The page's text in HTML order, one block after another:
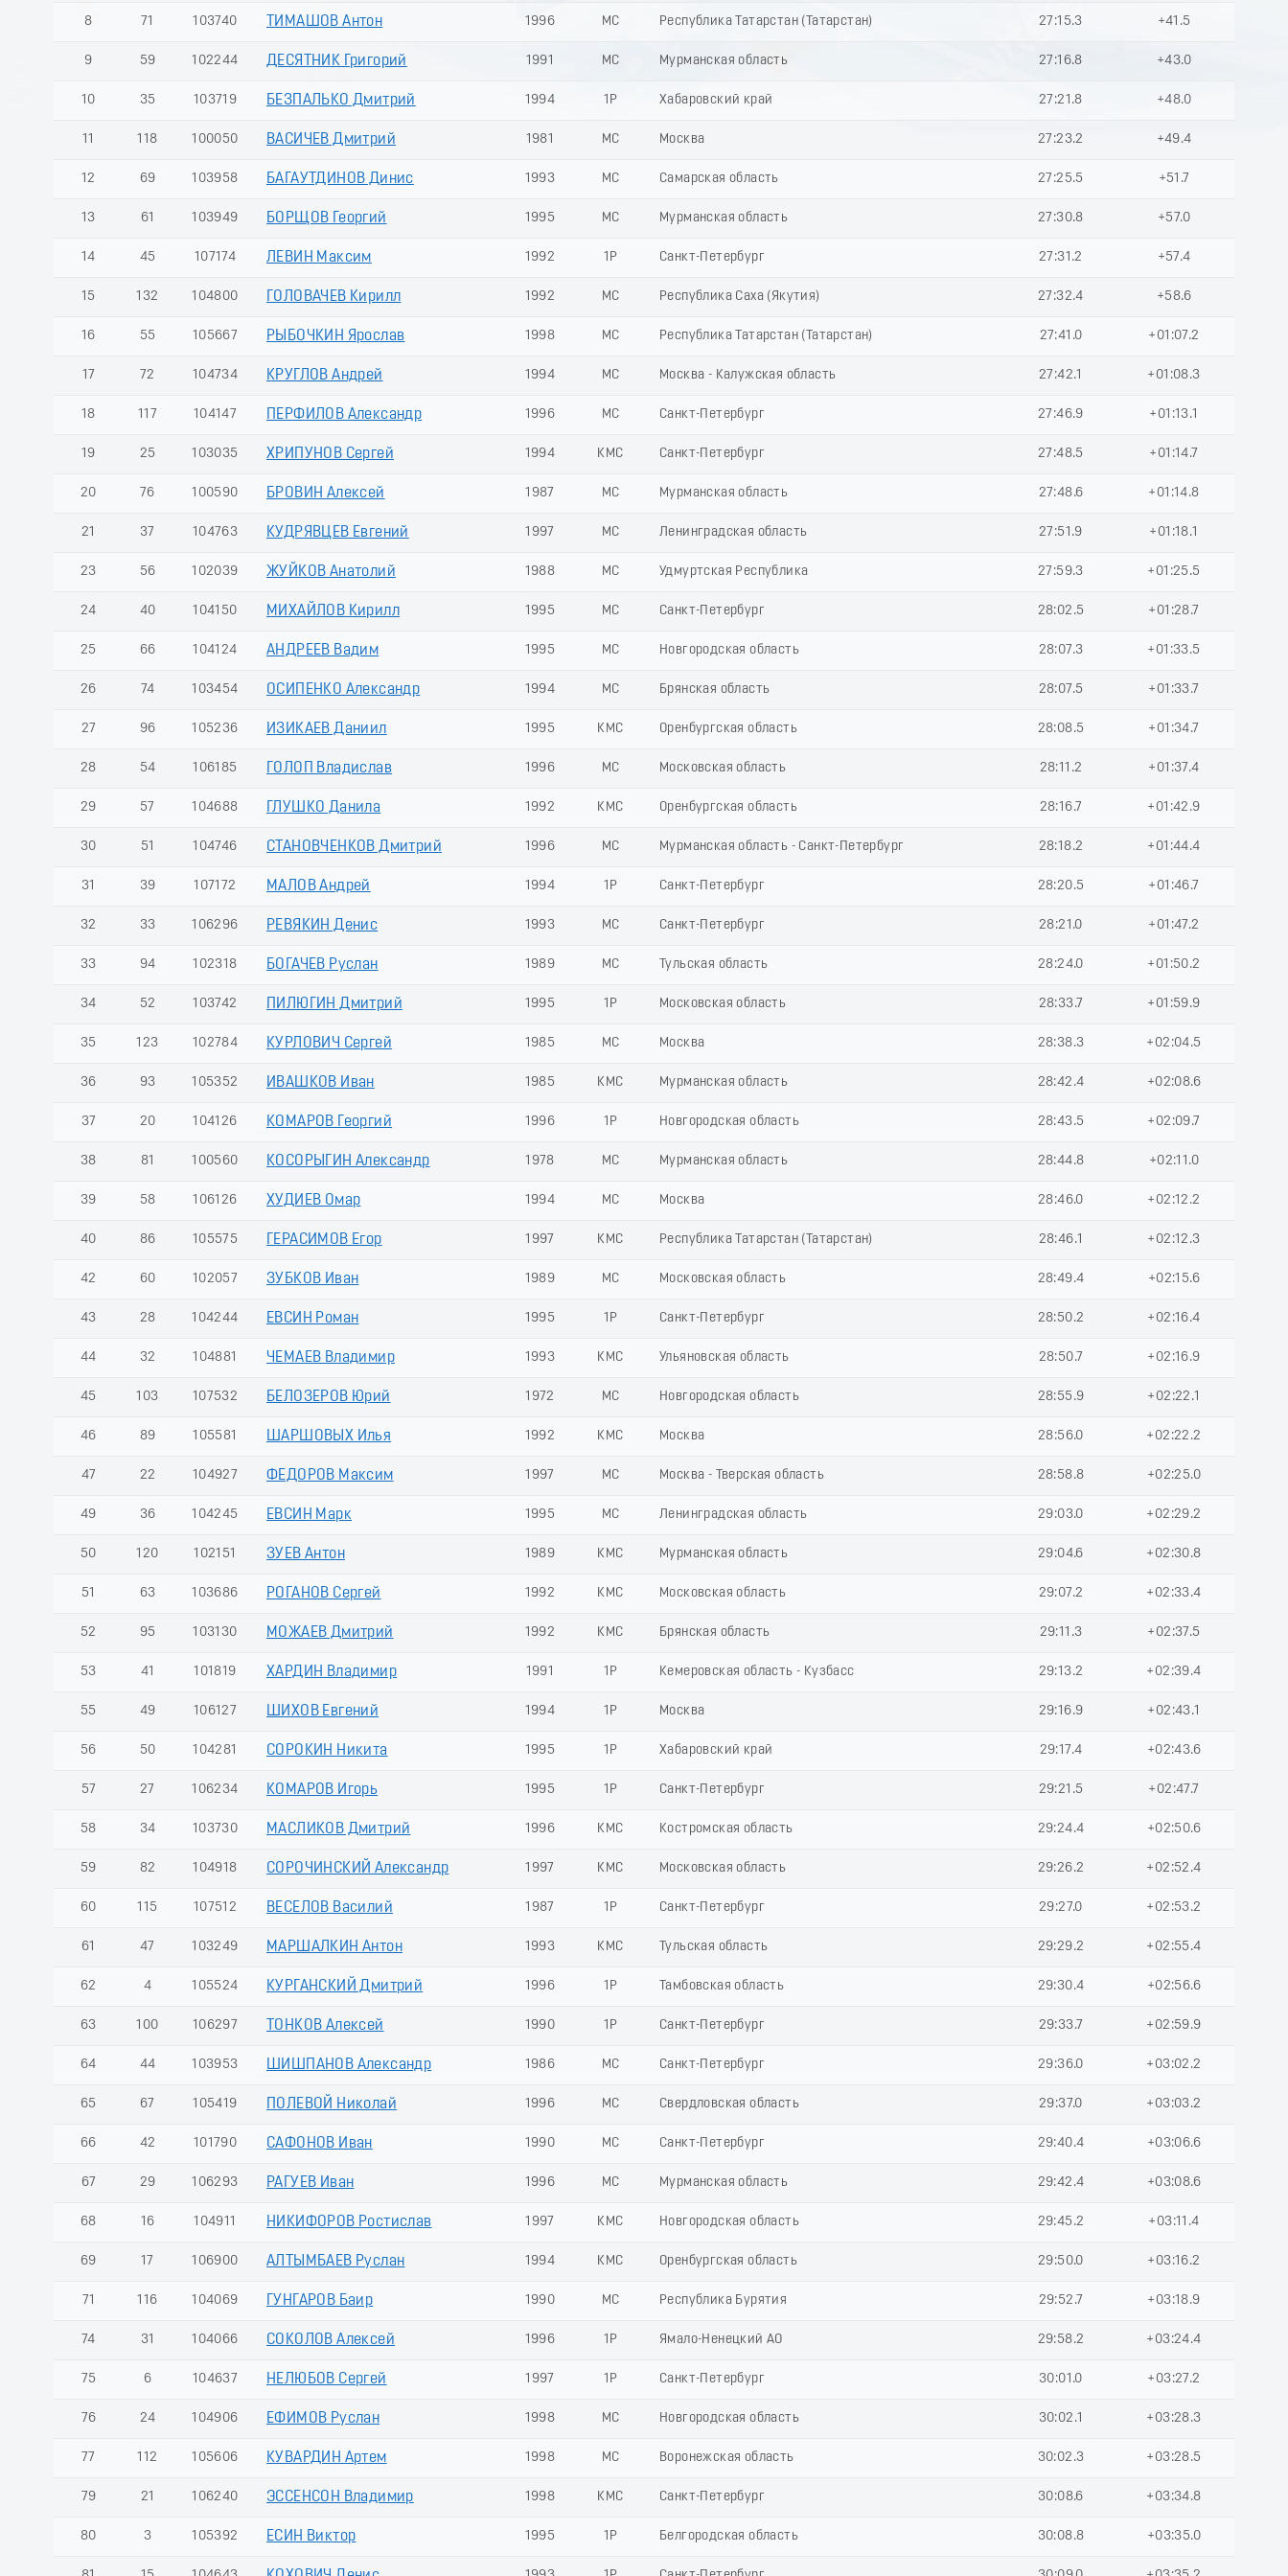
8 71 103740 ТИМАШОВ Антон 1996 МС Республика Татарстан (Татарстан) 27:15.3 +41.5
9 59 102244 ДЕСЯТНИК Григорий 1991 МС Мурманская область 27:16.8 +43.0
10 35 103719 БЕЗПАЛЬКО Дмитрий 1994 1Р Хабаровский край 27:21.8 +48.0
11 118 100050 ВАСИЧЕВ Дмитрий 1981 МС Москва 27:23.2 +49.4
12 69 103958 БАГАУТДИНОВ Динис 1993 МС Самарская область 27:25.5 +51.7
13 61 103949 БОРЩОВ Георгий 1995 МС Мурманская область 27:30.8 +57.0
14 45 107174 ЛЕВИН Максим 1992 1Р Санкт-Петербург 27:31.2 +57.4
15 132 104800 ГОЛОВАЧЕВ Кирилл 1992 МС Республика Саха (Якутия) 27:32.4 +58.6
16 55 105667 РЫБОЧКИН Ярослав 1998 МС Республика Татарстан (Татарстан) 27:41.0 +01:07.2
17 72 104734 КРУГЛОВ Андрей 1994 МС Москва - Калужская область 27:42.1 +01:08.3
18 117 104147 ПЕРФИЛОВ Александр 1996 МС Санкт-Петербург 27:46.9 +01:13.1
19 25 103035 ХРИПУНОВ Сергей 1994 КМС Санкт-Петербург 27:48.5 +01:14.7
20 76 100590 БРОВИН Алексей 1987 МС Мурманская область 27:48.6 +01:14.8
21 37 104763 КУДРЯВЦЕВ Евгений 1997 МС Ленинградская область 27:51.9 +01:18.1
23 56 102039 ЖУЙКОВ Анатолий 1988 МС Удмуртская Республика 27:59.3 +01:25.5
24 40 104150 МИХАЙЛОВ Кирилл 1995 МС Санкт-Петербург 28:02.5 +01:28.7
25 66 104124 АНДРЕЕВ Вадим 1995 МС Новгородская область 28:07.3 +01:33.5
26 74 103454 ОСИПЕНКО Александр 1994 МС Брянская область 28:07.5 +01:33.7
27 96 105236 ИЗИКАЕВ Даниил 1995 КМС Оренбургская область 28:08.5 +01:34.7
28 54 106185 ГОЛОП Владислав 1996 МС Московская область 28:11.2 +01:37.4
29 57 104688 ГЛУШКО Данила 1992 КМС Оренбургская область 28:16.7 +01:42.9
30 51 104746 СТАНОВЧЕНКОВ Дмитрий 1996 МС Мурманская область - Санкт-Петербург 28:18.2 +01:44.4
31 39 107172 МАЛОВ Андрей 1994 1Р Санкт-Петербург 28:20.5 +01:46.7
32 33 106296 РЕВЯКИН Денис 1993 МС Санкт-Петербург 28:21.0 +01:47.2
33 94 102318 БОГАЧЕВ Руслан 1989 МС Тульская область 28:24.0 +01:50.2
34 52 103742 ПИЛЮГИН Дмитрий 1995 1Р Московская область 28:33.7 +01:59.9
35 123 102784 КУРЛОВИЧ Сергей 1985 МС Москва 28:38.3 +02:04.5
36 93 105352 ИВАШКОВ Иван 1985 КМС Мурманская область 28:42.4 +02:08.6
37 20 104126 КОМАРОВ Георгий 1996 1Р Новгородская область 28:43.5 +02:09.7
38 81 100560 КОСОРЫГИН Александр 1978 МС Мурманская область 28:44.8 +02:11.0
39 58 106126 ХУДИЕВ Омар 1994 МС Москва 28:46.0 +02:12.2
40 86 105575 ГЕРАСИМОВ Егор 1997 КМС Республика Татарстан (Татарстан) 28:46.1 +02:12.3
42 60 102057 ЗУБКОВ Иван 1989 МС Московская область 28:49.4 +02:15.6
43 28 104244 ЕВСИН Роман 1995 1Р Санкт-Петербург 28:50.2 +02:16.4
44 32 104881 ЧЕМАЕВ Владимир 1993 КМС Ульяновская область 28:50.7 +02:16.9
45 103 107532 БЕЛОЗЕРОВ Юрий 1972 МС Новгородская область 28:55.9 +02:22.1
46 89 105581 ШАРШОВЫХ Илья 1992 КМС Москва 28:56.0 +02:22.2
47 22 104927 ФЕДОРОВ Максим 1997 МС Москва - Тверская область 28:58.8 +02:25.0
49 36 104245 ЕВСИН Марк 1995 МС Ленинградская область 29:03.0 +02:29.2
50 120 102151 ЗУЕВ Антон 1989 КМС Мурманская область 29:04.6 +02:30.8
51 63 103686 РОГАНОВ Сергей 1992 КМС Московская область 29:07.2 +02:33.4
52 95 103130 МОЖАЕВ Дмитрий 1992 КМС Брянская область 29:11.3 +02:37.5
53 41 101819 ХАРДИН Владимир 1991 1Р Кемеровская область - Кузбасс 29:13.2 +02:39.4
55 49 106127 ШИХОВ Евгений 1994 1Р Москва 29:16.9 +02:43.1
56 50 104281 СОРОКИН Никита 1995 1Р Хабаровский край 29:17.4 +02:43.6
57 27 106234 КОМАРОВ Игорь 1995 1Р Санкт-Петербург 29:21.5 +02:47.7
58 34 103730 МАСЛИКОВ Дмитрий 1996 КМС Костромская область 29:24.4 +02:50.6
59 82 104918 СОРОЧИНСКИЙ Александр 1997 КМС Московская область 29:26.2 +02:52.4
60 115 107512 ВЕСЕЛОВ Василий 1987 1Р Санкт-Петербург 29:27.0 +02:53.2
61 47 103249 МАРШАЛКИН Антон 1993 КМС Тульская область 29:29.2 +02:55.4
62 4 105524 КУРГАНСКИЙ Дмитрий 1996 1Р Тамбовская область 29:30.4 +02:56.6
63 100 106297 ТОНКОВ Алексей 1990 1Р Санкт-Петербург 29:33.7 +02:59.9
64 44 103953 ШИШПАНОВ Александр 1986 МС Санкт-Петербург 29:36.0 +03:02.2
65 67 105419 ПОЛЕВОЙ Николай 1996 МС Свердловская область 29:37.0 +03:03.2
66 42 101790 САФОНОВ Иван 1990 МС Санкт-Петербург 29:40.4 +03:06.6
67 29 106293 РАГУЕВ Иван 1996 МС Мурманская область 29:42.4 +03:08.6
68 16 104911 НИКИФОРОВ Ростислав 1997 КМС Новгородская область 29:45.2 +03:11.4
69 17 106900 АЛТЫМБАЕВ Руслан 1994 КМС Оренбургская область 29:50.0 +03:16.2
71 116 104069 ГУНГАРОВ Баир 1990 МС Республика Бурятия 29:52.7 +03:18.9
74 31 104066 СОКОЛОВ Алексей 1996 1Р Ямало-Ненецкий АО 29:58.2 +03:24.4
75 6 104637 НЕЛЮБОВ Сергей 1997 1Р Санкт-Петербург 30:01.0 +03:27.2
76 24 104906 ЕФИМОВ Руслан 1998 МС Новгородская область 30:02.1 +03:28.3
77 112 105606 КУВАРДИН Артем 1998 МС Воронежская область 30:02.3 +03:28.5
79 21 106240 ЭССЕНСОН Владимир 1998 КМС Санкт-Петербург 30:08.6 +03:34.8
80 3 105392 ЕСИН Виктор 1995 1Р Белгородская область 30:08.8 +03:35.0